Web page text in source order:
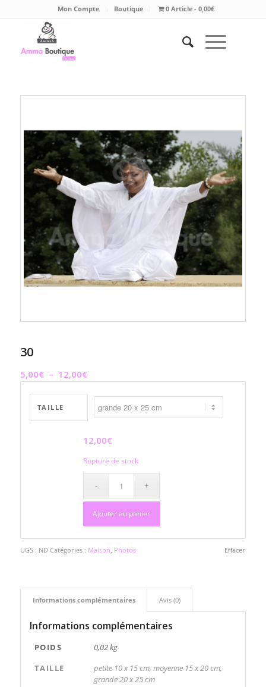
Mon Compte Boutique 0 Article 0,00€
30
5,00€ – 12,00€Plage
5,00€
12,00€
TAILLE
Effacer
12,00€
Rupture de stock
Ajouter au panier
UGS : ND Catégories : Maison, Photos
Informations complémentaires Avis (0)
Informations complémentaires
POIDS
0,02 kg
TAILLE
petite 10 x 15 cm, moyenne 15 x 20 cm,
grande 20 x 25 cm